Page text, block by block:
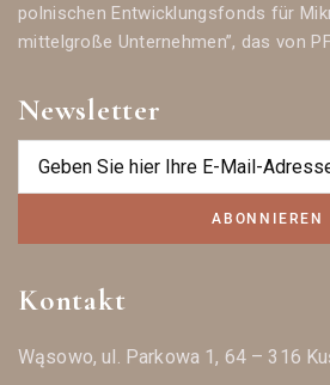
polnischen Entwicklungsfonds für
mittelgroße Unternehmen”, das von
Newsletter
ABONNIEREN
Kontakt
Wąsowo, ul. Parkowa 1, 64 – 316